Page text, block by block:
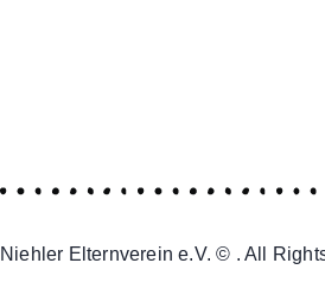
Niehler Elternverein e.V. © . All